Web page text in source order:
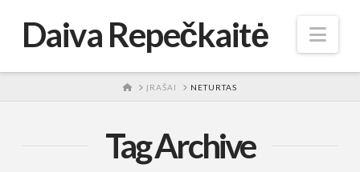
Daiva Repečkaitė
HOMEĮRAŠAI NETURTAS
Tag Archive